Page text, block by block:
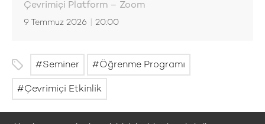
Çevrimiçi Platform – Zoom
9 Temmuz 2026 20:00
Seminer Öğrenme Programı
Çevrimiçi Etkinlik